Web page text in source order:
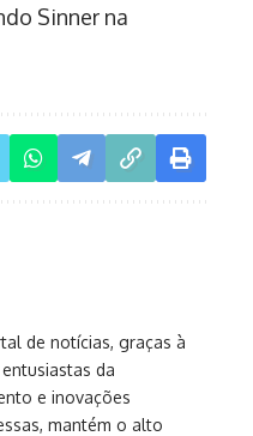
Sinner na
de notícias, graças à
da
e inovações
mantém o alto